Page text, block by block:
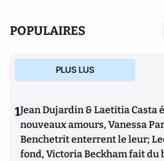
POPULAIRES
PLUS LUS
1Jean Dujardin & Laetitia Casta
nouveaux amours, Vanessa
Benchetrit enterrent le leur;
fond, Victoria Beckham fait du